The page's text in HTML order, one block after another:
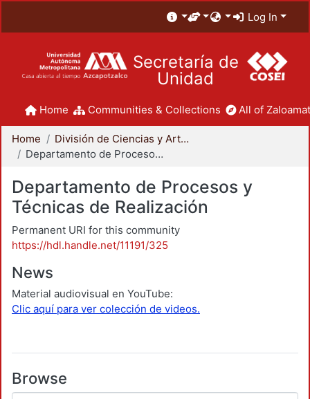
Log In
Secretaría de
Unidad
Home Communities & Collections All of
Home
División de Ciencias y Artes para el Diseño
Departamento de Procesos y Técnicas de Realización
Departamento de Procesos y
Técnicas de Realización
Permanent URI for this community
https://hdl.handle.net/11191/325
News
Material audiovisual en YouTube:
Clic aquí para ver colección de videos.
Browse